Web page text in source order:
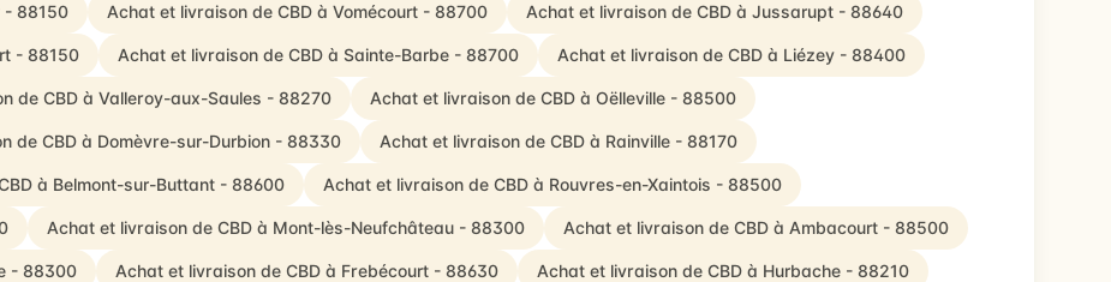
- 88150 Achat et livraison de CBD à Vomécourt - 88700 Achat et livraison de CBD à Jussarupt - 88640
- 88150 Achat et livraison de CBD à Sainte-Barbe - 88700 Achat et livraison de CBD à Liézey - 88400
de CBD à Valleroy-aux-Saules - 88270 Achat et livraison de CBD à Oëlleville - 88500
de CBD à Domèvre-sur-Durbion - 88330 Achat et livraison de CBD à Rainville - 88170
à Belmont-sur-Buttant - 88600 Achat et livraison de CBD à Rouvres-en-Xaintois - 88500
Achat et livraison de CBD à Mont-lès-Neufchâteau - 88300 Achat et livraison de CBD à Ambacourt - 88500
- 88300 Achat et livraison de CBD à Frebécourt - 88630 Achat et livraison de CBD à Hurbache - 88210